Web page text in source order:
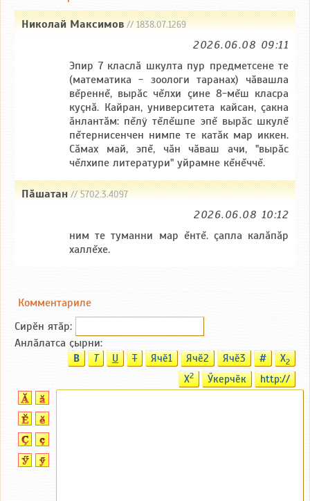
Николай Максимов// 1838.07.1269
2026.06.08 09:11
Эпир 7 класлă шкулта пур предметсене те
(математика - зоологи таранах) чăвашла
вĕреннĕ, вырăс чĕлхи çине 8-мĕш класра
куçнă. Кайран, университета кайсан, çакна
ăнлантăм: пĕлÿ тĕлĕшпе эпĕ вырăс шкулĕ
пĕтернисенчен нимпе те катăк мар иккен.
Сăмах май, эпĕ, чăн чăваш ачи, "вырăс
чĕлхипе литератури" уйрамне кĕнĕччĕ.
Пăшатан// 5702.3.4097
2026.06.08 10:12
ним те туманни мар ĕнтĕ. çапла калăпăр
халлĕхе.
Комментариле
Сирӗн ятӑp:
Анлӑлатса ҫырни:
B T U T Ячӗ1 Ячӗ2 Ячӗ3 # X2
X2 Ӳкерчӗк http://